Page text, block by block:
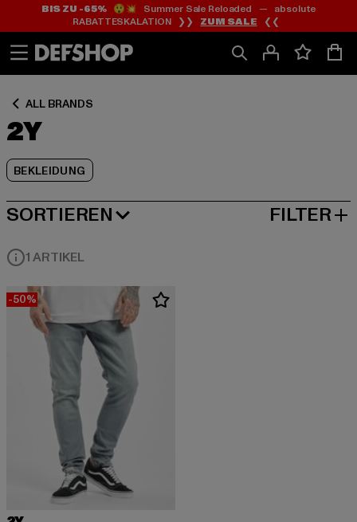
Zum
Inhalt
springen
Zum
Fußzeile
springen
BIS ZU -65%😲💥 Summer Sale Reloaded — absolute
RABATTESKALATION ❯❯ ZUM SALE ❮❮
ALL BRANDS
2Y
BEKLEIDUNG
Zum
Produktraster
springen
SORTIEREN
BELIEBTESTE FILTER
1 ARTIKEL
-50%